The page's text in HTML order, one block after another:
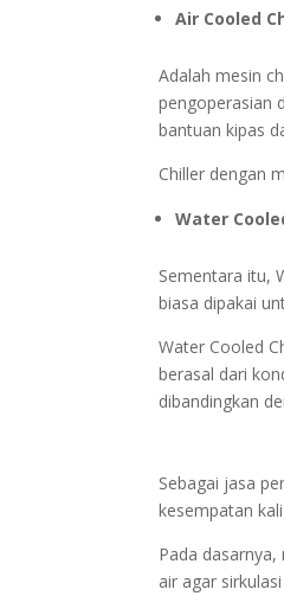
Air Cooled
Adalah mesin
pengoperasian
bantuan kipas
Chiller dengan
Water
Sementara itu,
biasa dipakai
Water Cooled
berasal dari
dibandingkan
Sebagai jasa
kesempatan
Pada
air agar